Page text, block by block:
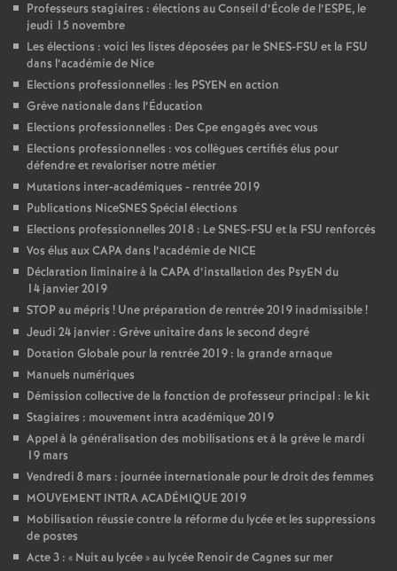
Professeurs stagiaires : élections au Conseil d’École de l’ESPE, le
jeudi 15 novembre
Les élections : voici les listes déposées par le SNES-FSU et la FSU
dans l’académie de Nice
Elections professionnelles : les PSYEN en action
Grève nationale dans l’Éducation
Elections professionnelles : Des Cpe engagés avec vous
Elections professionnelles : vos collègues certifiés élus pour
défendre et revaloriser notre métier
Mutations inter-académiques - rentrée 2019
Publications NiceSNES Spécial élections
Elections professionnelles 2018 : Le SNES-FSU et la FSU renforcés
Vos élus aux CAPA dans l’académie de NICE
Déclaration liminaire à la CAPA d’installation des PsyEN du
14 janvier 2019
STOP au mépris ! Une préparation de rentrée 2019 inadmissible!
Jeudi 24 janvier : Grève unitaire dans le second degré
Dotation Globale pour la rentrée 2019 : la grande arnaque
Manuels numériques
Démission collective de la fonction de professeur principal : le kit
Stagiaires : mouvement intra académique 2019
Appel à la généralisation des mobilisations et à la grève le mardi
19 mars
Vendredi 8 mars : journée internationale pour le droit des femmes
MOUVEMENT INTRA ACADÉMIQUE 2019
Mobilisation réussie contre la réforme du lycée et les suppressions
de postes
Acte 3 : « Nuit au lycée» au lycée Renoir de Cagnes sur mer